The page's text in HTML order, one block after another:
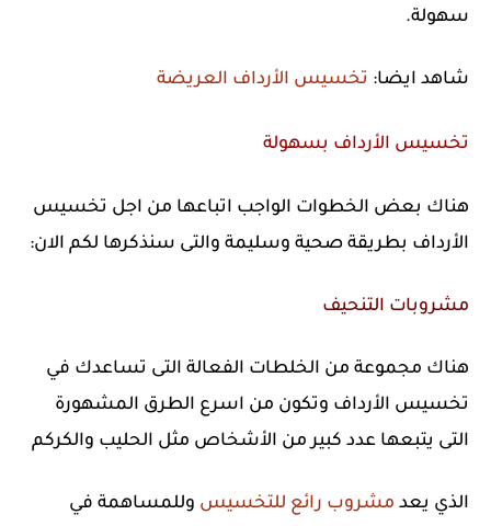
سهولة.
شاهد ايضا: تخسيس الأرداف العريضة
تخسيس الأرداف بسهولة
هناك بعض الخطوات الواجب اتباعها من اجل تخسيس
الأرداف بطريقة صحية وسليمة والتى سنذكرها لكم الان:
مشروبات التنحيف
هناك مجموعة من الخلطات الفعالة التى تساعدك في
تخسيس الأرداف وتكون من اسرع الطرق المشهورة
التى يتبعها عدد كبير من الأشخاص مثل الحليب والكركم
الذي يعد مشروب رائع للتخسيس وللمساهمة في